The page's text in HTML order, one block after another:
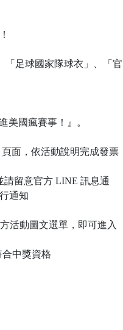
「足球國家隊球衣」、「官
美國瘋賽事！』。
面，依活動說明完成發票
留意官方 LINE 訊息通
通知
活動圖文選單，即可進入
中獎資格